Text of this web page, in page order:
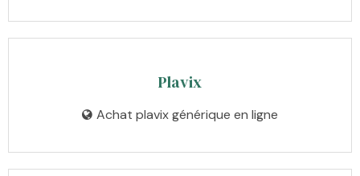
Plavix
Achat plavix générique en ligne